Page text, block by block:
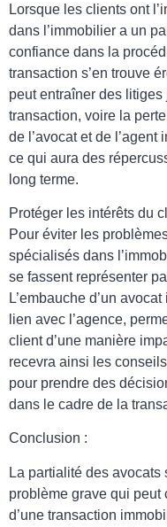
Lorsque les clients ont
dans l’immobilier a un
confiance dans la
transaction s’en trouve
peut entraîner des
transaction, voire la
de l’avocat et de l’agent
ce qui aura des
long terme.
Protéger les intérêts du
Pour éviter les
spécialisés dans
se fassent représenter
L’embauche d’un
lien avec l’agence,
client d’une manière
recevra ainsi les
pour prendre des
dans le cadre de la
Conclusion :
La partialité des avocats
problème grave qui peut
d’une transaction